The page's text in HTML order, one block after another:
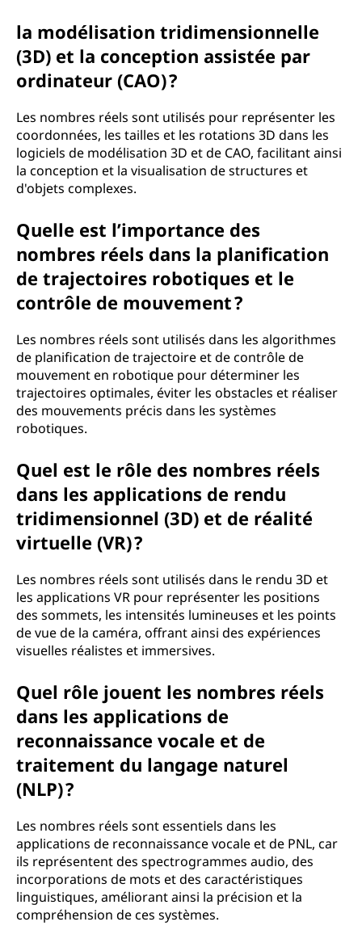
la modélisation tridimensionnelle
(3D) et la conception assistée par
ordinateur (CAO) ?
Les nombres réels sont utilisés pour représenter les
coordonnées, les tailles et les rotations 3D dans les
logiciels de modélisation 3D et de CAO, facilitant ainsi
la conception et la visualisation de structures et
d'objets complexes.
Quelle est l’importance des
nombres réels dans la planification
de trajectoires robotiques et le
contrôle de mouvement ?
Les nombres réels sont utilisés dans les algorithmes
de planification de trajectoire et de contrôle de
mouvement en robotique pour déterminer les
trajectoires optimales, éviter les obstacles et réaliser
des mouvements précis dans les systèmes
robotiques.
Quel est le rôle des nombres réels
dans les applications de rendu
tridimensionnel (3D) et de réalité
virtuelle (VR) ?
Les nombres réels sont utilisés dans le rendu 3D et
les applications VR pour représenter les positions
des sommets, les intensités lumineuses et les points
de vue de la caméra, offrant ainsi des expériences
visuelles réalistes et immersives.
Quel rôle jouent les nombres réels
dans les applications de
reconnaissance vocale et de
traitement du langage naturel
(NLP) ?
Les nombres réels sont essentiels dans les
applications de reconnaissance vocale et de PNL, car
ils représentent des spectrogrammes audio, des
incorporations de mots et des caractéristiques
linguistiques, améliorant ainsi la précision et la
compréhension de ces systèmes.